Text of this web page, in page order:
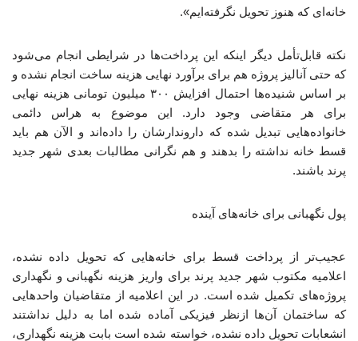
خانه‌ای که هنوز تحویل نگرفته‌ایم».
نکته قابل‌تأمل دیگر اینکه این پرداخت‌ها در شرایطی انجام می‌شود
که حتی آنالیز پروژه هم برای برآورد نهایی هزینه ساخت انجام نشده و
بر اساس شنیده‌ها احتمال افزایش ۳۰۰ میلیون تومانی هزینه نهایی
برای هر متقاضی وجود دارد. این موضوع به هراس دائمی
خانواده‌هایی تبدیل شده که داروندارشان را داده‌اند و الآن هم باید
قسط خانه نداشته را بدهند و هم نگرانی مطالبات بعدی شهر جدید
پرند باشند.
پول نگهبانی برای خانه‌های آینده
عجیب‌تر از پرداخت قسط برای خانه‌هایی که تحویل داده نشده،
اعلامیه مکتوب شهر جدید پرند برای واریز هزینه نگهبانی و نگهداری
پروژه‌های تکمیل شده است. در این اعلامیه از متقاضیان واحدهایی
که ساختمان آن‌ها ازنظر فیزیکی آماده شده اما به دلیل نداشتند
انشعابات تحویل داده نشده، خواسته شده است بابت هزینه نگهداری،